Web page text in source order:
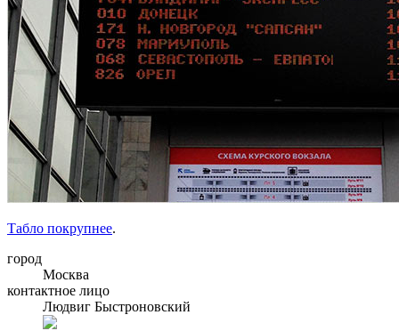
Табло покрупнее.
город
Москва
контактное лицо
Людвиг Быстроновский